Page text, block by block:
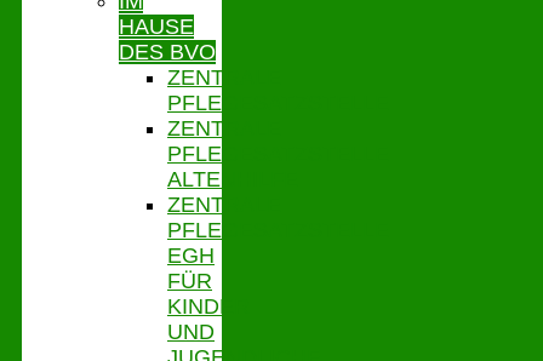
HAUSE
DES BVO
ZENTRALE
PFLEGESATZSTELLE
ZENTRALE
PFLEGESATZSTELLE
ALTENHILFE
ZENTRALE
PFLEGESATZSTELLE
EGH
FÜR
KINDER
UND